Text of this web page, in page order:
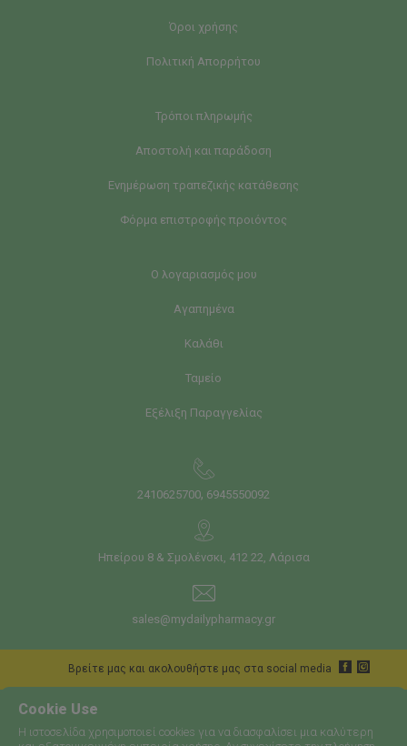
Cookie Use
Η ιστοσελίδα χρησιμοποιεί cookies για να διασφαλίσει μια καλύτερη
Όροι χρήσης
Πολιτική Απορρήτου
Τρόποι πληρωμής
Αποστολή και παράδοση
Ενημέρωση τραπεζικής κατάθεσης
Φόρμα επιστροφής προιόντος
Ο λογαριασμός μου
Αγαπημένα
Καλάθι
Ταμείο
Εξέλιξη Παραγγελίας
2410625700, 6945550092
Ηπείρου 8 & Σμολένσκι, 412 22, Λάρισα
sales@mydailypharmacy.gr
Bρείτε μας και ακολουθήστε μας στα social media